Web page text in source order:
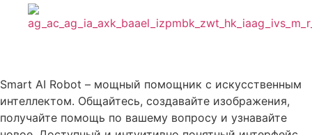
Smart AI Robot – мощный помощник с искусственным
интеллектом. Общайтесь, создавайте изображения,
получайте помощь по вашему вопросу и узнавайте